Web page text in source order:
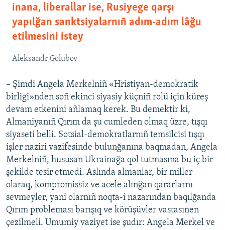
inana, liberallar ise, Rusiyege qarşı
yapılğan sanktsiyalarnıñ adım-adım lâğu
etilmesini istey
Aleksandr Golubov
– Şimdi Angela Merkelniñ «Hristiyan-demokratik
birligi»nden soñ ekinci siyasiy küçniñ rolü için küreş
devam etkenini añlamaq kerek. Bu demektir ki,
Almaniyanıñ Qırım da şu cumleden olmaq üzre, tışqı
siyaseti belli. Sotsial-demokratlarnıñ temsilcisi tışqı
işler naziri vazifesinde bulunğanına baqmadan, Angela
Merkelniñ, hususan Ukrainağa qol tutmasına bu iç bir
şekilde tesir etmedi. Aslında almanlar, bir miller
olaraq, kompromissiz ve acele alınğan qararlarnı
sevmeyler, yani olarnıñ noqta-i nazarından baqılğanda
Qırım probleması barışıq ve körüşüvler vastasınen
çezilmeli. Umumiy vaziyet ise şudır: Angela Merkel ve